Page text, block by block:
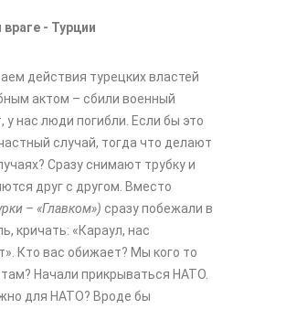
- Турции
действия турецких властей
актом – сбили военный
у нас люди погибли. Если бы это
случай, тогда что делают
Сразу снимают трубку и
друг с другом. Вместо
– «Главком») сразу побежали в
кричать: «Караул, нас
Кто вас обижает? Мы кого то
там? Начали прикрываться НАТО.
для НАТО? Вроде бы